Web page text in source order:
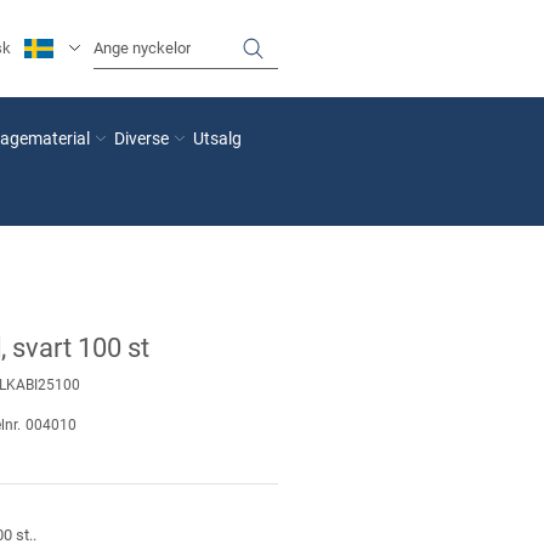
Diverse
Utsalg
svart 100 st
004010
st..